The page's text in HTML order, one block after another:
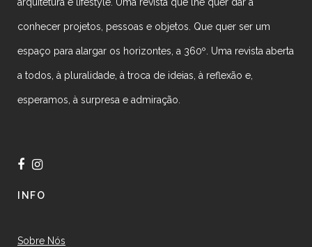
conhecer projetos, pessoas e objetos. Que quer ser um
espaço para alargar os horizontes, a 360º. Uma revista aberta
a todos, à pluralidade, à troca de ideias, à reflexão e,
esperamos, à surpresa e admiração.
INFO
Sobre Nós